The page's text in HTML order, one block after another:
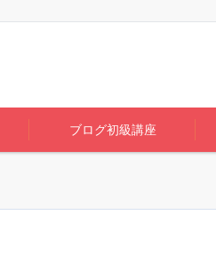
ブログ初級講座